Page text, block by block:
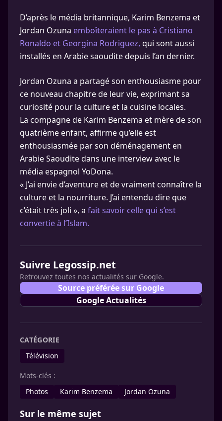
D’après le média britannique, Karim Benzema et
Jordan Ozuna emboîteraient le pas à Cristiano
Ronaldo et Georgina Rodriguez, qui sont aussi
installés en Arabie saoudite depuis l’an dernier.
Jordan Ozuna a partagé son enthousiasme pour
ce nouveau chapitre de leur vie, exprimant sa
curiosité pour la culture et la cuisine locales.
La compagne de Karim Benzema et mère de son
quatrième enfant, affirme qu’elle est
enthousiasmée par son déménagement en
Arabie Saoudite dans une interview avec le
média espagnol YoDona.
« J’ai envie d’aventure et de vraiment connaître la
culture et la nourriture. J’ai entendu dire que
c’était très joli », a fait savoir celle qui s’est
convertie à l’Islam.
Suivre Legossip.net
Retrouvez toutes nos actualités sur Google.
Source préférée sur Google
Google Actualités
CATÉGORIE
Télévision
Mots-clés :
Photos
Karim Benzema Jordan Ozuna
Sur le même sujet